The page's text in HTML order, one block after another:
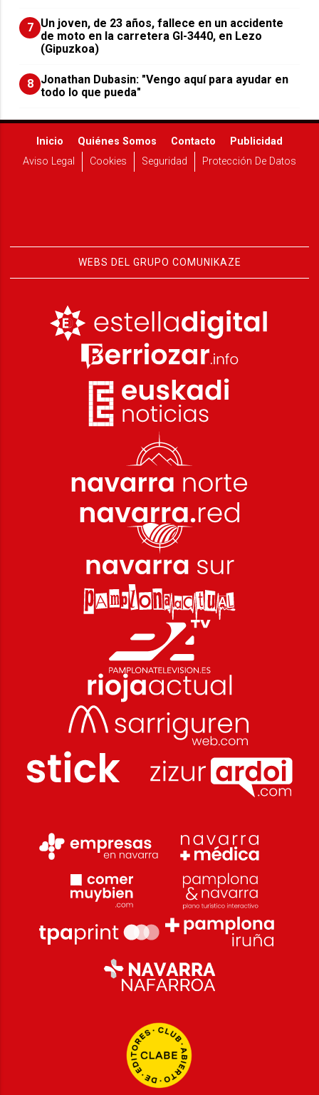
7 Un joven, de 23 años, fallece en un accidente
de moto en la carretera GI-3440, en Lezo
(Gipuzkoa)
8 Jonathan Dubasin: "Vengo aquí para ayudar en
todo lo que pueda"
Inicio Quiénes Somos Contacto
Publicidad
Aviso Legal
Cookies Seguridad Protección De Datos
WEBS DEL GRUPO COMUNIKAZE